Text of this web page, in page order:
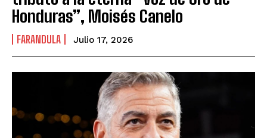
Honduras”, Moisés Canelo
FARANDULA Julio 17, 2026